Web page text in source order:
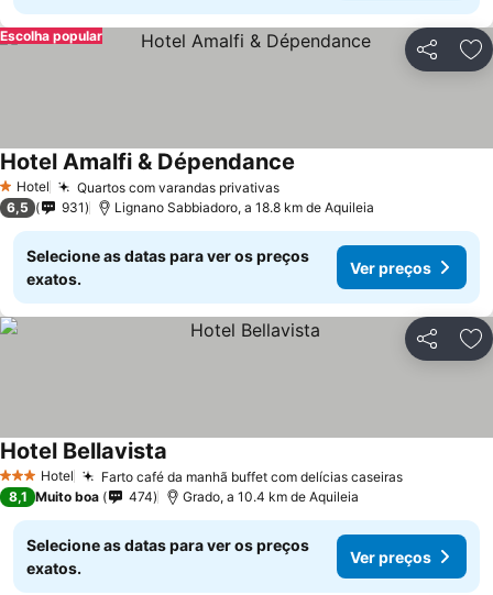
Partilhar
Escolha popular
1 Estrelas
Hotel Quartos com varandas privativas
Hotel Amalfi & Dépendance
6,5 931 Lignano Sabbiadoro, a 18.8 km de Aquileia
Selecione as datas para ver os preços
exatos.
Ver preços
Partilhar
3 EstrelasHotel Farto café da manhã buffet com delícias caseiras
Hotel Bellavista
8,1 Muito boa 474 Grado, a 10.4 km de Aquileia
Selecione as datas para ver os preços
exatos.
Ver preços